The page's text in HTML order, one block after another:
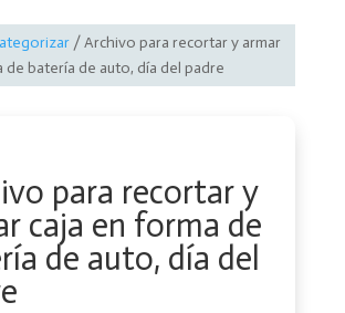
/ Archivo para recortar y armar
de batería de auto, día del padre
para recortar y
caja en forma de
de auto, día del